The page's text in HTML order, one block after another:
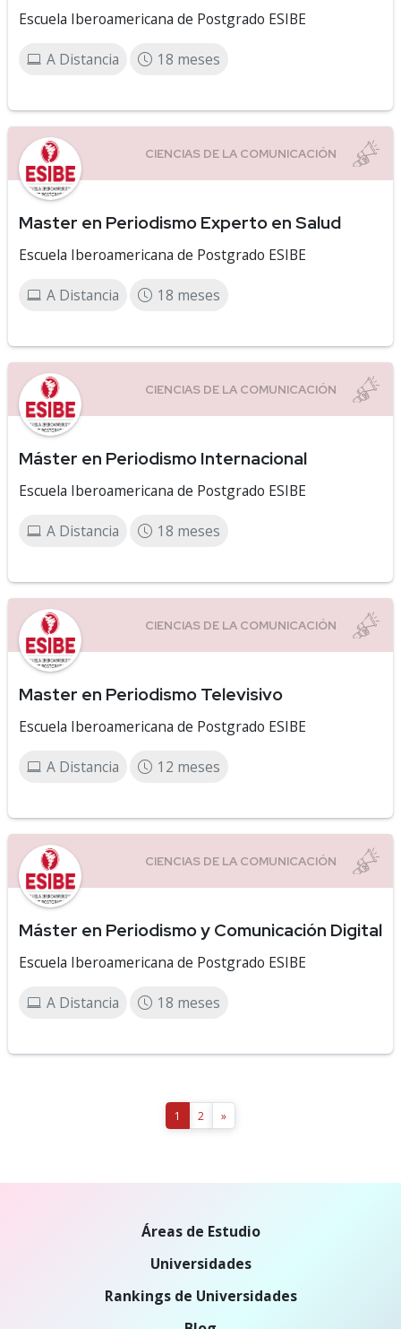
Escuela Iberoamericana de Postgrado ESIBE
A Distancia 18 meses
Master en Periodismo Experto en Salud
Escuela Iberoamericana de Postgrado ESIBE
A Distancia 18 meses
Máster en Periodismo Internacional
Escuela Iberoamericana de Postgrado ESIBE
A Distancia 18 meses
Master en Periodismo Televisivo
Escuela Iberoamericana de Postgrado ESIBE
A Distancia 12 meses
Máster en Periodismo y Comunicación Digital
Escuela Iberoamericana de Postgrado ESIBE
A Distancia 18 meses
1 2 »
Áreas de Estudio
Universidades
Rankings de Universidades